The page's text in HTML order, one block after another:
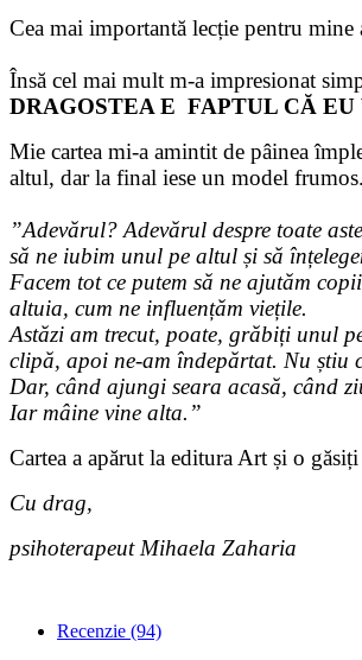
Cea mai importantă lecție pentru
Însă cel mai mult m-a impresionat
DRAGOSTEA E FAPTUL CĂ
Mie cartea mi-a amintit de pâinea
altul, dar la final iese un model frumos.
”Adevărul? Adevărul despre toate
să ne iubim unul pe altul și să
Facem tot ce putem să ne ajutăm
altuia, cum ne influențăm viețile.
Astăzi am trecut, poate, grăbiți unul
clipă, apoi ne-am îndepărtat. Nu știu
Dar, când ajungi seara acasă, când
Iar mâine vine alta.”
Cartea a apărut la editura Art și o
Cu drag,
psihoterapeut Mihaela Zaharia
Recenzie (94)